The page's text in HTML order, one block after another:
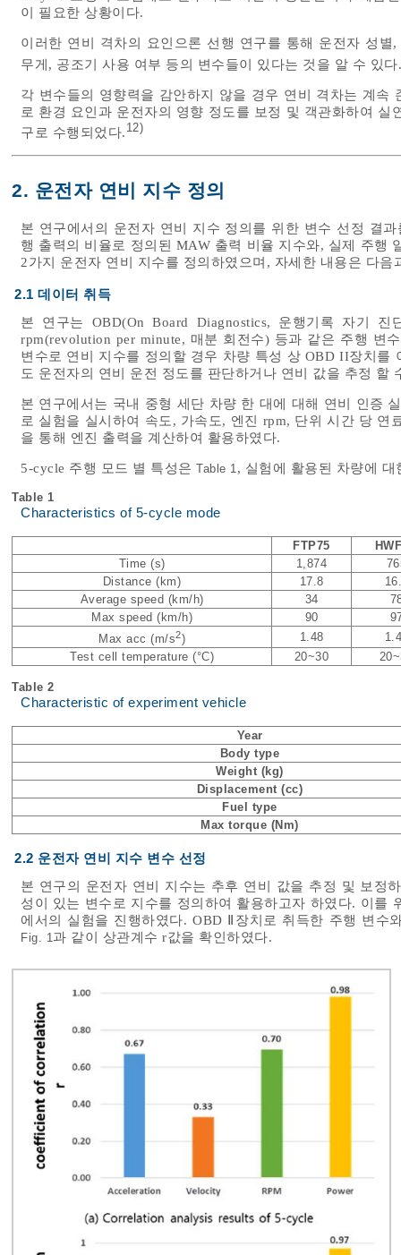
이 필요한 상황이다.
이러한 연비 격차의 요인으론 선행 연구를 통해 운전자 성
무게, 공조기 사용 여부 등의 변수들이 있다는 것을 알 수 있다.
각 변수들의 영향력을 감안하지 않을 경우 연비 격차는 계
로 환경 요인과 운전자의 영향 정도를 보정 및 객관화하여
구로 수행되었다. 12)
2. 운전자 연비 지수 정의
본 연구에서의 운전자 연비 지수 정의를 위한 변수 선정 결
행 출력의 비율로 정의된 MAW 출력 비율 지수와, 실제 주행
2가지 운전자 연비 지수를 정의하였으며, 자세한 내용은 다음
2.1 데이터 취득
본 연구는 OBD(On Board Diagnostics, 운행기록 자기
rpm(revolution per minute, 매분 회전수) 등과 같은 주행 변
변수로 연비 지수를 정의할 경우 차량 특성 상 OBD II장치를
도 운전자의 연비 운전 정도를 판단하거나 연비 값을 추정 할
본 연구에서는 국내 중형 세단 차량 한 대에 대해 연비 인증
로 실험을 실시하여 속도, 가속도, 엔진 rpm, 단위 시간 당
을 통해 엔진 출력을 계산하여 활용하였다.
5-cycle 주행 모드 별 특성은 Table 1, 실험에 활용된 차량에
Table 1
Characteristics of 5-cycle mode
FTP75
Time (s)
1,874
Distance (km)
17.8
Average speed (km/h)
34
Max speed (km/h)
90
Max acc (m/s2) 1.48
Test cell temperature (°C)
20~30
Table 2
Characteristic of experiment vehicle
Year
Body type
Weight (kg)
Displacement (cc)
Fuel type
Max torque (Nm)
2.2 운전자 연비 지수 변수 선정
본 연구의 운전자 연비 지수는 추후 연비 값을 추정 및 보정
성이 있는 변수로 지수를 정의하여 활용하고자 하였다. 이를
에서의 실험을 진행하였다. OBD Ⅱ장치로 취득한 주행 변수
Fig. 1과 같이 상관계수 r값을 확인하였다.